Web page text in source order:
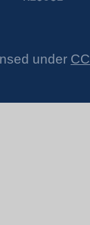
under